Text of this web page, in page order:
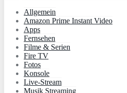
Allgemein
Amazon Prime Instant Video
Apps
Fernsehen
Filme & Serien
Fire TV
Fotos
Konsole
Live-Stream
Musik Streaming